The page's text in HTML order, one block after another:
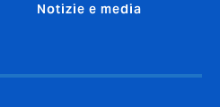
Notizie e media